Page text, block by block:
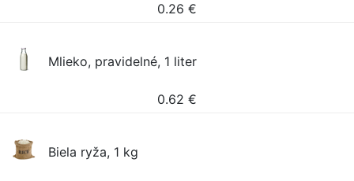
0.26 €
Mlieko, pravidelné, 1 liter
0.62 €
Biela ryža, 1 kg